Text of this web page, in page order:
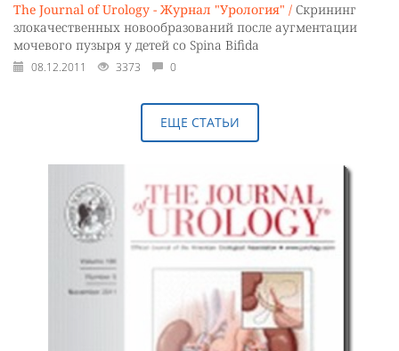
The Journal of Urology - Журнал "Урология" / Скрининг
злокачественных новообразований после аугментации
мочевого пузыря у детей со Spina Bifida
08.12.2011 3373 0
ЕЩЕ СТАТЬИ